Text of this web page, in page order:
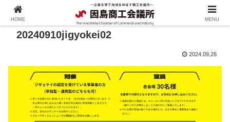
20240910jigyokei02
2024.09.26
HOME MENU